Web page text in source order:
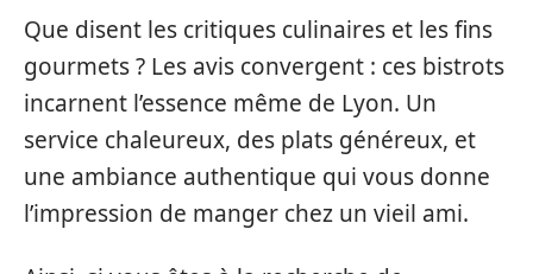
Que disent les critiques culinaires et les fins
gourmets ? Les avis convergent : ces bistrots
incarnent l’essence même de Lyon. Un
service chaleureux, des plats généreux, et
une ambiance authentique qui vous donne
l’impression de manger chez un vieil ami.